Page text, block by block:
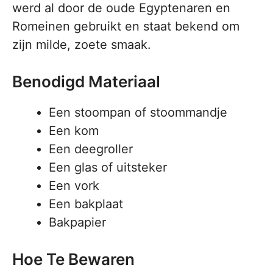
werd al door de oude Egyptenaren en
Romeinen gebruikt en staat bekend om
zijn milde, zoete smaak.
Benodigd Materiaal
Een stoompan of stoommandje
Een kom
Een deegroller
Een glas of uitsteker
Een vork
Een bakplaat
Bakpapier
Hoe Te Bewaren